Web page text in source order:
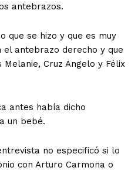
antebrazos.
que se hizo y que es muy
antebrazo derecho y que
Cruz Angelo y Félix
antes había dicho
un bebé.
no especificó si lo
con Arturo Carmona o